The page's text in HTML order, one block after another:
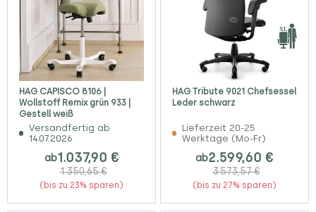
HAG CAPISCO 8106 |
Wollstoff Remix grün 933 |
Gestell weiß
Versandfertig ab
14.07.2026
ab1.037,90 €
1.350,65 €
(bis zu 23% sparen)
HAG Tribute 9021 Chefsessel
Leder schwarz
Lieferzeit 20-25
Werktage (Mo-Fr)
ab2.599,60 €
3.573,57 €
(bis zu 27% sparen)